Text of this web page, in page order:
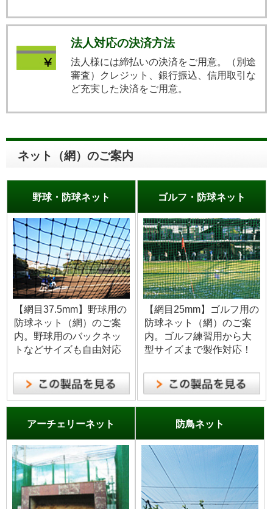
法人対応の決済方法
法人様には締払いの決済をご用意。（別途
審査）クレジット、銀行振込、信用取引な
ど充実した決済をご用意。
ネット（網）のご案内
野球・防球ネット
【網目37.5mm】野球用の
防球ネット（網）のご案
内。野球用のバックネッ
トなどサイズも自由対応
ゴルフ・防球ネット
【網目25mm】ゴルフ用の
防球ネット（網）のご案
内。ゴルフ練習用から大
型サイズまで製作対応！
アーチェリーネット 防鳥ネット